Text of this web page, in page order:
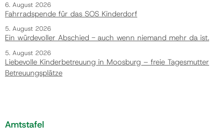
6. August 2026
Fahrradspende für das SOS Kinderdorf
5. August 2026
Ein würdevoller Abschied - auch wenn niemand mehr da ist.
5. August 2026
Liebevolle Kinderbetreuung in Moosburg – freie Tagesmutter
Betreuungsplätze
Amtstafel